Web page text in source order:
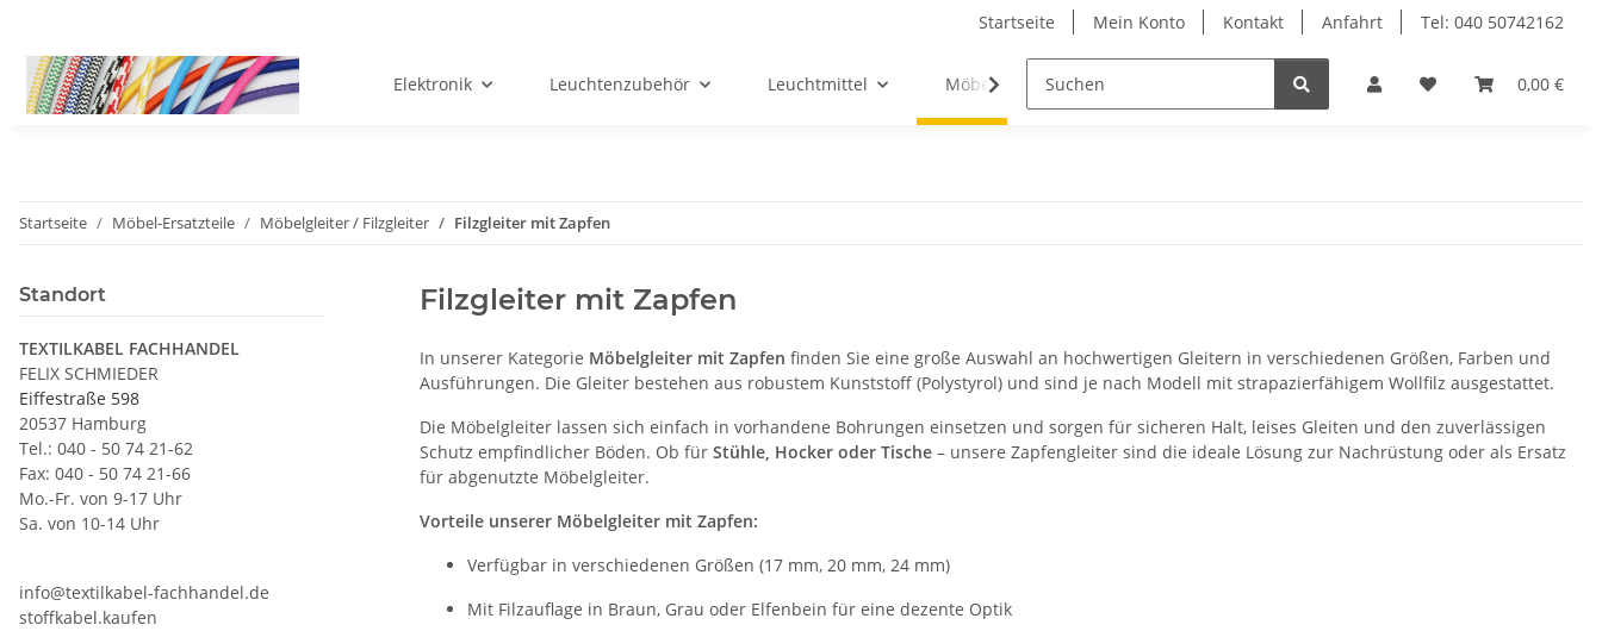
Startseite Mein Konto Kontakt Anfahrt Tel: 040 50742162
0,00 €
Elektronik Leuchtenzubehör Leuchtmittel Möbel-Ersatzteile
Startseite Möbel-Ersatzteile Möbelgleiter / Filzgleiter Filzgleiter mit Zapfen
Filzgleiter mit Zapfen
In unserer Kategorie Möbelgleiter mit Zapfen finden Sie eine große Auswahl an hochwertigen Gleitern in verschiedenen Größen, Farben und
Ausführungen. Die Gleiter bestehen aus robustem Kunststoff (Polystyrol) und sind je nach Modell mit strapazierfähigem Wollfilz ausgestattet.
Die Möbelgleiter lassen sich einfach in vorhandene Bohrungen einsetzen und sorgen für sicheren Halt, leises Gleiten und den zuverlässigen
Schutz empfindlicher Böden. Ob für Stühle, Hocker oder Tische – unsere Zapfengleiter sind die ideale Lösung zur Nachrüstung oder als Ersatz
für abgenutzte Möbelgleiter.
Vorteile unserer Möbelgleiter mit Zapfen:
Verfügbar in verschiedenen Größen (17 mm, 20 mm, 24 mm)
Mit Filzauflage in Braun, Grau oder Elfenbein für eine dezente Optik
Standort
TEXTILKABEL FACHHANDEL
FELIX SCHMIEDER
Eiffestraße 598
20537 Hamburg
Tel.: 040 - 50 74 21-62
Fax: 040 - 50 74 21-66
Mo.-Fr. von 9-17 Uhr
Sa. von 10-14 Uhr
info@textilkabel-fachhandel.de
stoffkabel.kaufen